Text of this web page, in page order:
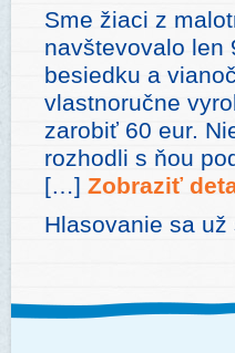
Sme žiaci z
navštevovalo len
besiedku a
vlastnoručne
zarobiť 60 eur.
rozhodli s ňou
[…] Zobraziť
Hlasovanie sa